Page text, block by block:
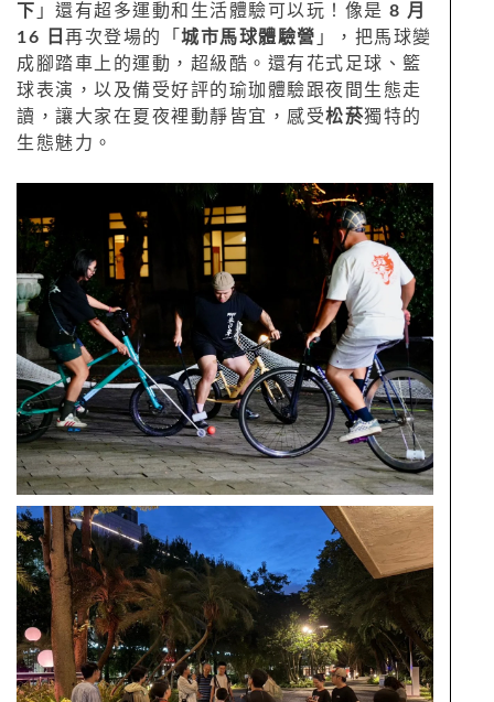
下 」還有超多運動和生活體驗可以玩！像是 8 月
16 日 再次登場的「 城市馬球體驗營 」，把馬球變
成腳踏車上的運動，超級酷。還有花式足球、籃
球表演，以及備受好評的瑜珈體驗跟夜間生態走
讀，讓大家在夏夜裡動靜皆宜，感受松菸獨特的
生態魅力。